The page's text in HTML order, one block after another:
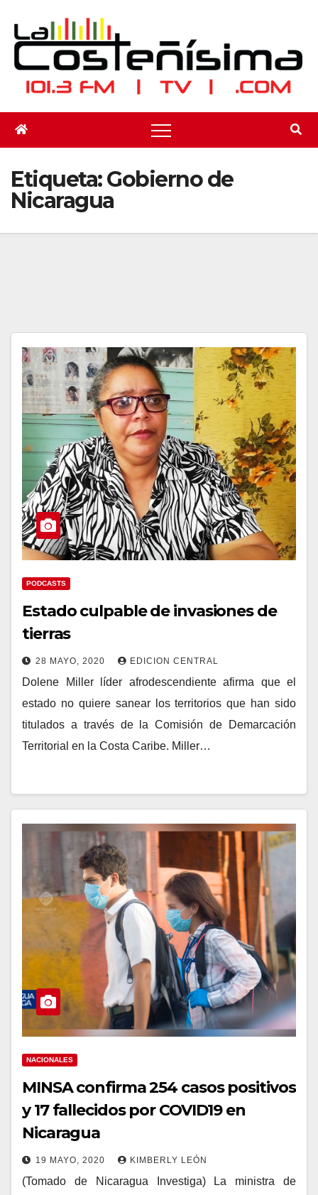
contenido
Etiqueta:Gobierno de
Nicaragua
PODCASTS
Estado culpable de invasiones de
tierras
28 MAYO, 2020 EDICION CENTRAL
Dolene Miller líder afrodescendiente afirma que el
estado no quiere sanear los territorios que han sido
titulados a través de la Comisión de Demarcación
Territorial en la Costa Caribe. Miller…
NACIONALES
MINSA confirma 254 casos positivos
y 17 fallecidos por COVID19 en
Nicaragua
19 MAYO, 2020 KIMBERLY LEÓN
(Tomado de Nicaragua Investiga) La ministra de